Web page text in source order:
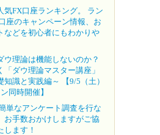
気FX口座ランキング。 ラン
座のキャンペーン情報、お
などを初心者にもわかりや
ウ理論は機能しないのか？
「ダウ理論マスター講座」
知識と実践編～ 【9/5（土）
同時開催】
単なアンケート調査を行な
お手数おかけしますがご協
します！